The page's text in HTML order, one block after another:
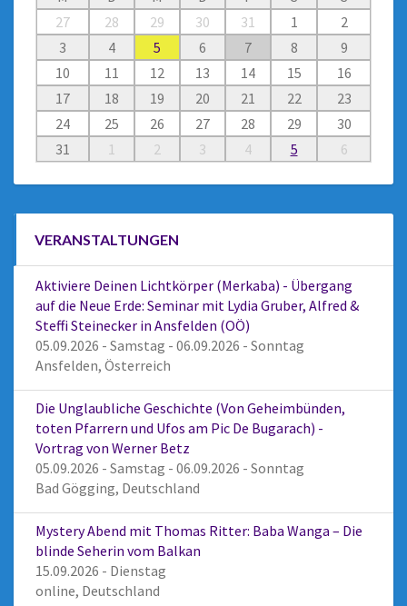
27
28 29 30 31 1
2
3
4 5 6 7 8
9
10
11 12 13 14 15
16
17
18 19 20 21 22
23
24
25 26 27 28 29
30
31
1 2 3 4 5 6
VERANSTALTUNGEN
Aktiviere Deinen Lichtkörper (Merkaba) - Übergang
auf die Neue Erde: Seminar mit Lydia Gruber, Alfred &
Steffi Steinecker in Ansfelden (OÖ)
05.09.2026 - Samstag - 06.09.2026 - Sonntag
Ansfelden, Österreich
Die Unglaubliche Geschichte (Von Geheimbünden,
toten Pfarrern und Ufos am Pic De Bugarach) -
Vortrag von Werner Betz
05.09.2026 - Samstag - 06.09.2026 - Sonntag
Bad Gögging, Deutschland
Mystery Abend mit Thomas Ritter: Baba Wanga – Die
blinde Seherin vom Balkan
15.09.2026 - Dienstag
online, Deutschland